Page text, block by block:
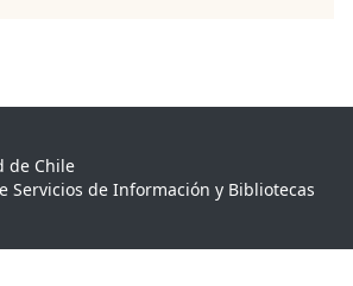
de Chile
Servicios de Información y Bibliotecas